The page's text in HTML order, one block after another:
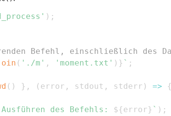
) ;
Befehl, einschließlich des
( './m' , 'moment.txt' ) } ` ;
( ) } , ( error , stdout , stderr ) =>
{
des Befehls: ${error} ` ) ;